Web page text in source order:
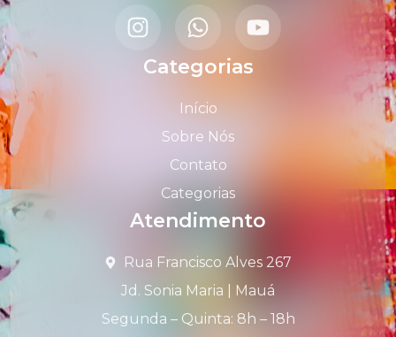
Categorias
Início
Sobre Nós
Contato
Categorias
Atendimento
Rua Francisco Alves 267
Jd. Sonia Maria | Mauá
Segunda – Quinta: 8h – 18h